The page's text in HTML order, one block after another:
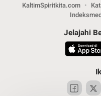
KaltimSpiritkita.com
Jelajahi